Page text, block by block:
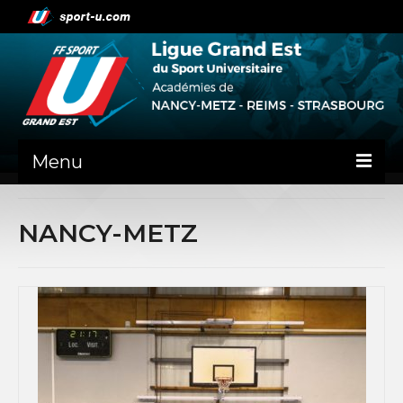
Menu
PRÉSENTATION
ADMINISTRATIF
NANCY-METZ
REIMS
STRASBOURG
NANCY-METZ